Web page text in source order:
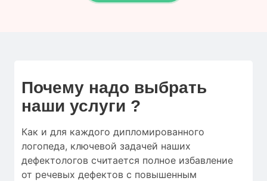
Почему надо выбрать
наши услуги ?
Как и для каждого дипломированного
логопеда, ключевой задачей наших
дефектологов считается полное избавление
от речевых дефектов с повышенным